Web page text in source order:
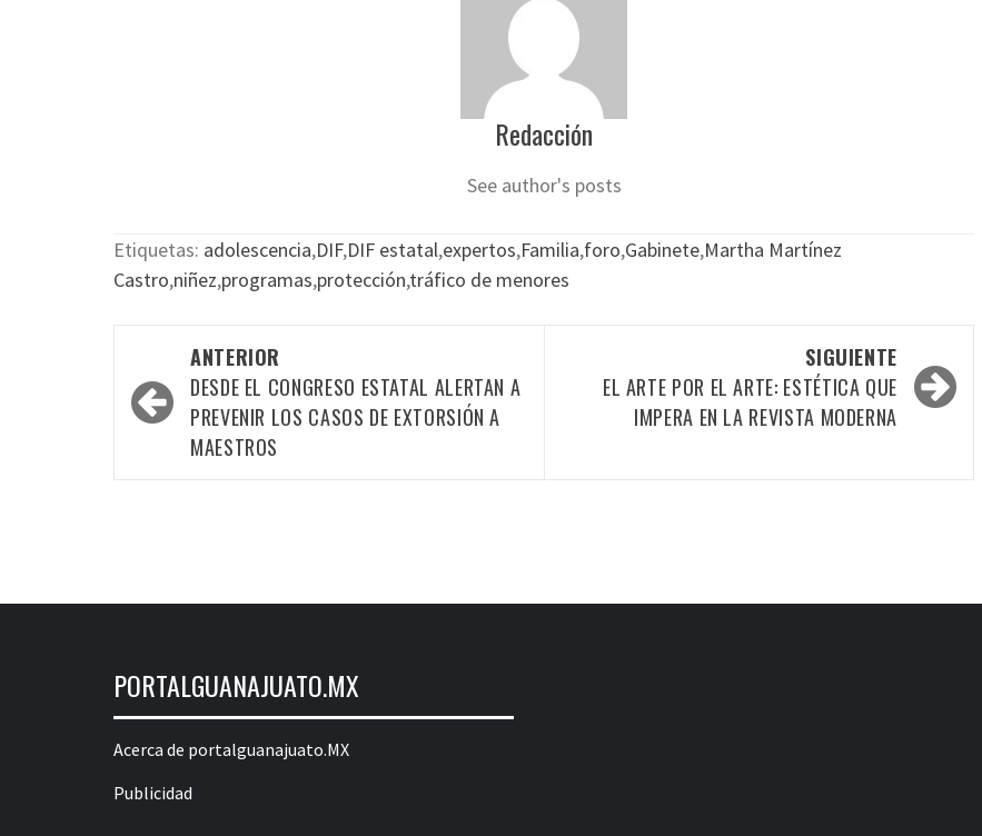
Redacción
See author's posts
Etiquetas: adolescencia,DIF,DIF estatal,expertos,Familia,foro,Gabinete,Martha Martínez
Castro,niñez,programas,protección,tráfico de menores
Navegación
por
las
entradas
ANTERIOR
DESDE EL CONGRESO ESTATAL ALERTAN A
PREVENIR LOS CASOS DE EXTORSIÓN A
MAESTROS
SIGUIENTE
EL ARTE POR EL ARTE: ESTÉTICA QUE
IMPERA EN LA REVISTA MODERNA
PORTALGUANAJUATO.MX
Acerca de portalguanajuato.MX
Publicidad